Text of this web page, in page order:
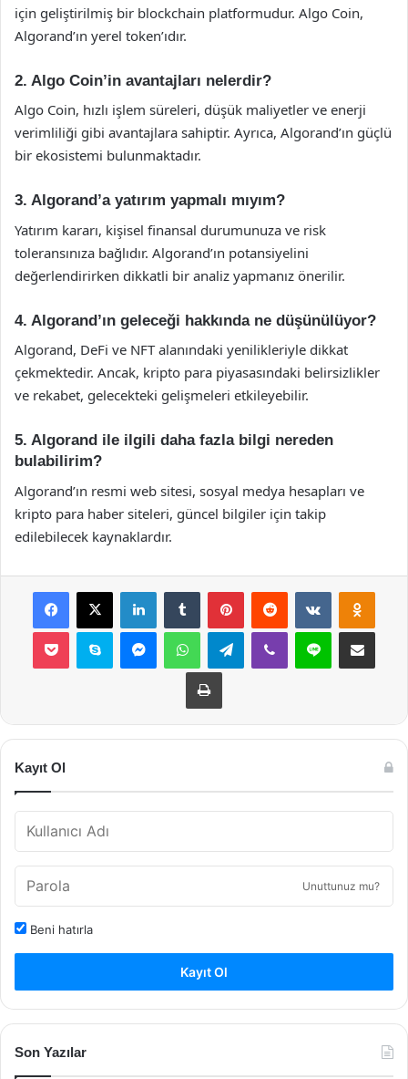
için geliştirilmiş bir blockchain platformudur. Algo Coin,
Algorand’ın yerel token’ıdır.
2. Algo Coin’in avantajları nelerdir?
Algo Coin, hızlı işlem süreleri, düşük maliyetler ve enerji
verimliliği gibi avantajlara sahiptir. Ayrıca, Algorand’ın güçlü
bir ekosistemi bulunmaktadır.
3. Algorand’a yatırım yapmalı mıyım?
Yatırım kararı, kişisel finansal durumunuza ve risk
toleransınıza bağlıdır. Algorand’ın potansiyelini
değerlendirirken dikkatli bir analiz yapmanız önerilir.
4. Algorand’ın geleceği hakkında ne düşünülüyor?
Algorand, DeFi ve NFT alanındaki yenilikleriyle dikkat
çekmektedir. Ancak, kripto para piyasasındaki belirsizlikler
ve rekabet, gelecekteki gelişmeleri etkileyebilir.
5. Algorand ile ilgili daha fazla bilgi nereden
bulabilirim?
Algorand’ın resmi web sitesi, sosyal medya hesapları ve
kripto para haber siteleri, güncel bilgiler için takip
edilebilecek kaynaklardır.
Facebook
X LinkedInTumblr PinterestReddit VKontakte
Pocket Skype MessengerWhatsAppTelegramViber Line E-Posta ile
Yazdır
Kayıt Ol
Unuttunuz mu?
Beni hatırla
Kayıt Ol
Son Yazılar